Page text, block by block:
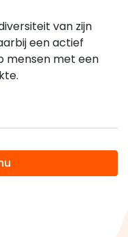
van zijn
een actief
mensen met een